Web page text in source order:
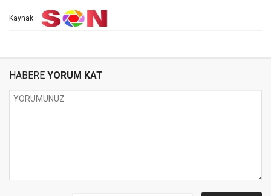
Kaynak:
HABERE YORUM KAT